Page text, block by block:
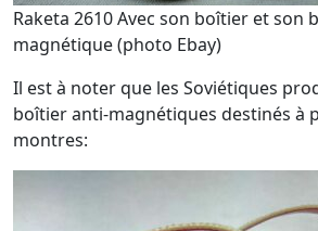
Raketa 2610 Avec son boîtier et son
magnétique (photo Ebay)
Il est à noter que les Soviétiques
boîtier anti-magnétiques destinés à
montres: